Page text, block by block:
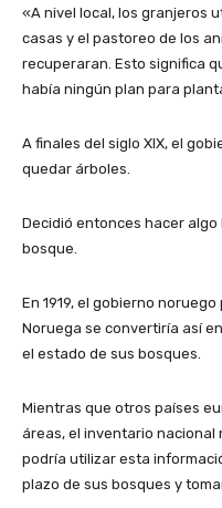
«A nivel local, los granjeros
casas y el pastoreo de los
recuperaran. Esto significa
había ningún plan para
A finales del siglo XIX, el
quedar árboles.
Decidió entonces hacer
bosque.
En 1919, el gobierno
Noruega se convertiría así
el estado de sus bosques.
Mientras que otros países
áreas, el inventario nacional
podría utilizar esta
plazo de sus bosques y